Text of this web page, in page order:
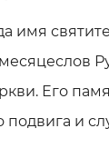
имя
Его
подвига и